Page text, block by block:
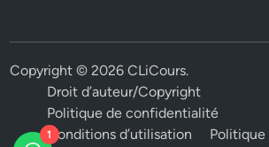
Copyright © 2026CLiCours.
Droit d’auteur/Copyright
Politique de confidentialité
Conditions d’utilisation
1